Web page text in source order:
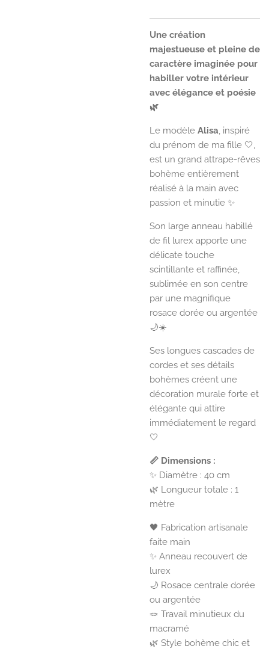
Une création
majestueuse et pleine de
caractère imaginée pour
habiller votre intérieur
avec élégance et poésie
🌿
Le modèle Alisa , inspiré
du prénom de ma fille 🤍,
est un grand attrape-rêves
bohème entièrement
réalisé à la main avec
passion et minutie ✨
Son large anneau habillé
de fil lurex apporte une
délicate touche
scintillante et raffinée,
sublimée en son centre
par une magnifique
rosace dorée ou argentée
🌙☀️
Ses longues cascades de
cordes et ses détails
bohèmes créent une
décoration murale forte et
élégante qui attire
immédiatement le regard
🤍
📏 Dimensions :
✨ Diamètre : 40 cm
🌿 Longueur totale : 1
mètre
🖤 Fabrication artisanale
faite main
✨ Anneau recouvert de
lurex
🌙 Rosace centrale dorée
ou argentée
🪢 Travail minutieux du
macramé
🌿 Style bohème chic et